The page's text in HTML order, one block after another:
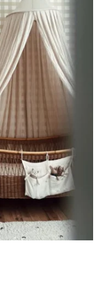
(moulures en
sur la partie
d’obtenir un visuel
plus importante que
mur étroits, etc.).